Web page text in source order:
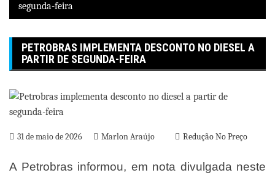
segunda-feira
PETROBRAS IMPLEMENTA DESCONTO NO DIESEL A
PARTIR DE SEGUNDA-FEIRA
31 de maio de 2026 Marlon Araújo Redução No Preço
A Petrobras informou, em nota divulgada neste